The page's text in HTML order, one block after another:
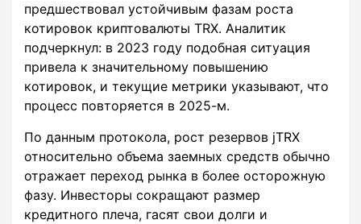
предшествовал устойчивым фазам роста
котировок криптовалюты TRX. Аналитик
подчеркнул: в 2023 году подобная ситуация
привела к значительному повышению
котировок, и текущие метрики указывают, что
процесс повторяется в 2025-м.
По данным протокола, рост резервов jTRX
относительно объема заемных средств обычно
отражает переход рынка в более осторожную
фазу. Инвесторы сокращают размер
кредитного плеча, гасят свои долги и